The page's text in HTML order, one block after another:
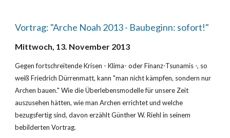
Vortrag: "Arche Noah 2013 - Baubeginn: sofort!"
Mittwoch, 13. November 2013
Gegen fortschreitende Krisen - Klima- oder Finanz-Tsunamis -, so
weiß Friedrich Dürrenmatt, kann "man nicht kämpfen, sondern nur
Archen bauen." Wie die Überlebensmodelle für unsere Zeit
auszusehen hätten, wie man Archen errichtet und welche
bezugsfertig sind, davon erzählt Günther W. Riehl in seinem
bebilderten Vortrag.